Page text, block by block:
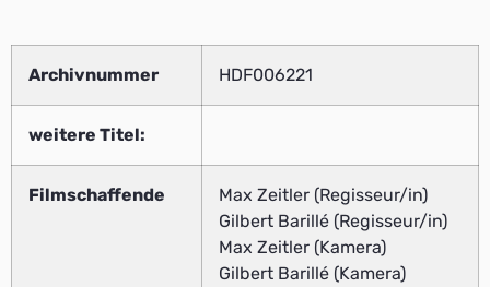
Archivnummer HDF006221
weitere Titel:
Filmschaffende
Max Zeitler (Regisseur/in)
Gilbert Barillé (Regisseur/in)
Max Zeitler (Kamera)
Gilbert Barillé (Kamera)